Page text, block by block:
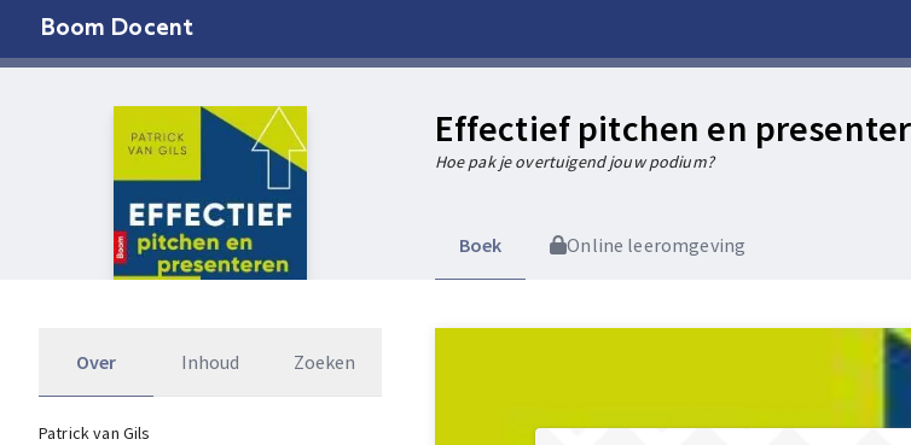
Boom Docent
Effectief pitchen en
Hoe pak je overtuigend jouw podium?
Boek Online leeromgeving
Over Inhoud Zoeken
Patrick van Gils